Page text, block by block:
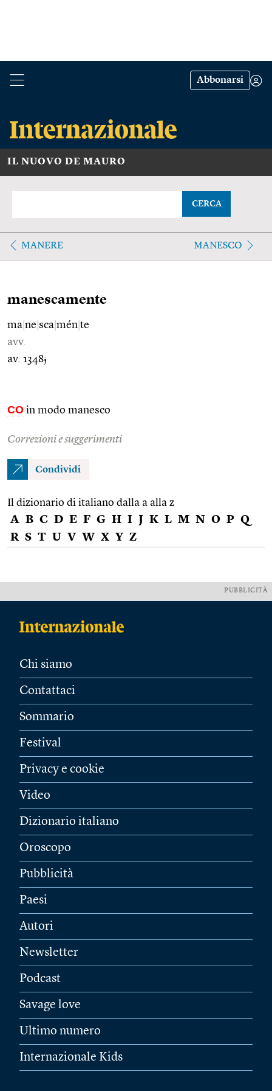
Abbonarsi
IL NUOVO DE MAURO
CERCA
MANERE MANESCO
manescamente
ma ne sca mén te
avv.
av. 1348;
CO in modo manesco
Correzioni e suggerimenti
Condividi
Il dizionario di italiano dalla a alla z
A B C D E F G H I J K L M N O P Q
R S T U V W X Y Z
PUBBLICITÀ
Chi siamo
Contattaci
Sommario
Festival
Privacy e cookie
Video
Dizionario italiano
Oroscopo
Pubblicità
Paesi
Autori
Newsletter
Podcast
Savage love
Ultimo numero
Internazionale Kids